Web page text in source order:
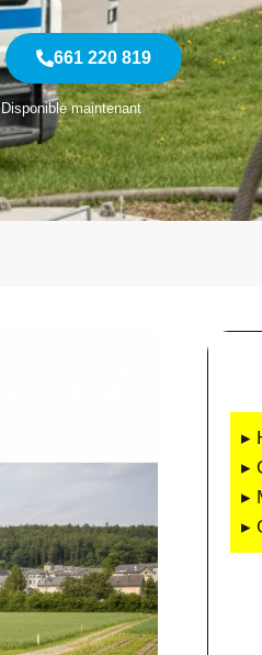
661 220 819
Disponible maintenant
▸
▸
▸
▸